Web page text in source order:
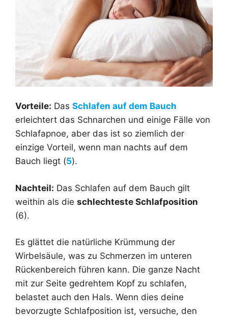
Vorteile: Das Schlafen auf dem Bauch
erleichtert das Schnarchen und einige Fälle von
Schlafapnoe, aber das ist so ziemlich der
einzige Vorteil, wenn man nachts auf dem
Bauch liegt (5).
Nachteil: Das Schlafen auf dem Bauch gilt
weithin als die schlechteste Schlafposition
(6).
Es glättet die natürliche Krümmung der
Wirbelsäule, was zu Schmerzen im unteren
Rückenbereich führen kann. Die ganze Nacht
mit zur Seite gedrehtem Kopf zu schlafen,
belastet auch den Hals. Wenn dies deine
bevorzugte Schlafposition ist, versuche, den